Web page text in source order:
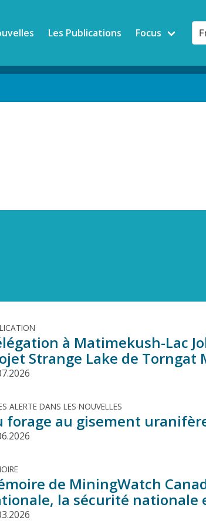
Les Publications Focus
à Matimekush-Lac
Strange Lake de Torngat
ALERTE DANS LES NOUVELLES
forage au gisement
de MiningWatch
la sécurité